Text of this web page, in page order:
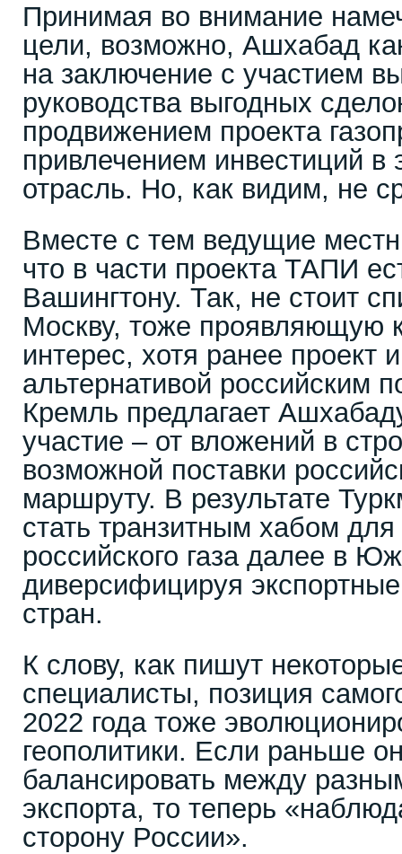
Принимая во внимание
цели, возможно, Ашхабад
на заключение с участием
руководства выгодных
продвижением проекта
привлечением инвестиций в
отрасль. Но, как видим, не
Вместе с тем ведущие
что в части проекта ТАПИ
Вашингтону. Так, не стоит
Москву, тоже проявляющую
интерес, хотя ранее проект
альтернативой российским
Кремль предлагает
участие – от вложений в
возможной поставки
маршруту. В результате
стать транзитным хабом для
российского газа далее в
диверсифицируя
стран.
К слову, как пишут
специалисты, позиция
2022 года тоже
геополитики. Если раньше
балансировать между
экспорта, то теперь
сторону России».